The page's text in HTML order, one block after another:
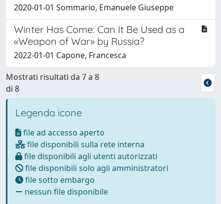
2020-01-01 Sommario, Emanuele Giuseppe
Winter Has Come: Can It Be Used as a
«Weapon of War» by Russia?
2022-01-01 Capone, Francesca
Mostrati risultati da 7 a 8
di 8
Legenda icone
file ad accesso aperto
file disponibili sulla rete interna
file disponibili agli utenti autorizzati
file disponibili solo agli amministratori
file sotto embargo
nessun file disponibile